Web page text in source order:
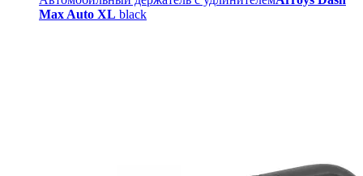
Max Auto XL black